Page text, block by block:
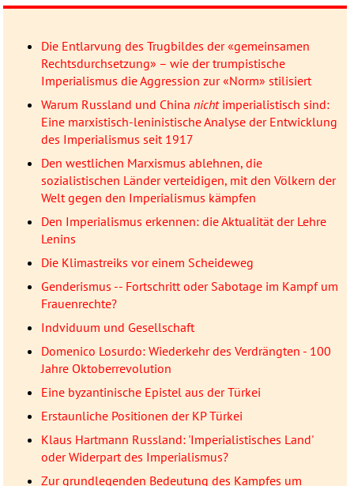
Die Entlarvung des Trugbildes der «gemeinsamen
Rechtsdurchsetzung» – wie der trumpistische
Imperialismus die Aggression zur «Norm» stilisiert
Warum Russland und China nichtimperialistisch sind:
Eine marxistisch-leninistische Analyse der Entwicklung
des Imperialismus seit 1917
Den westlichen Marxismus ablehnen, die
sozialistischen Länder verteidigen, mit den Völkern der
Welt gegen den Imperialismus kämpfen
Den Imperialismus erkennen: die Aktualität der Lehre
Lenins
Die Klimastreiks vor einem Scheideweg
Genderismus -- Fortschritt oder Sabotage im Kampf um
Frauenrechte?
Indviduum und Gesellschaft
Domenico Losurdo: Wiederkehr des Verdrängten - 100
Jahre Oktoberrevolution
Eine byzantinische Epistel aus der Türkei
Erstaunliche Positionen der KP Türkei
Klaus Hartmann Russland: 'Imperialistisches Land'
oder Widerpart des Imperialismus?
Zur grundlegenden Bedeutung des Kampfes um